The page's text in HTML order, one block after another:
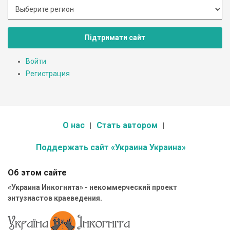
Підтримати сайт
Войти
Регистрация
О нас Стать автором
Поддержать сайт «Украина Украина»
Об этом сайте
«Украина Инкогнита» - некоммерческий проект
энтузиастов краеведения.